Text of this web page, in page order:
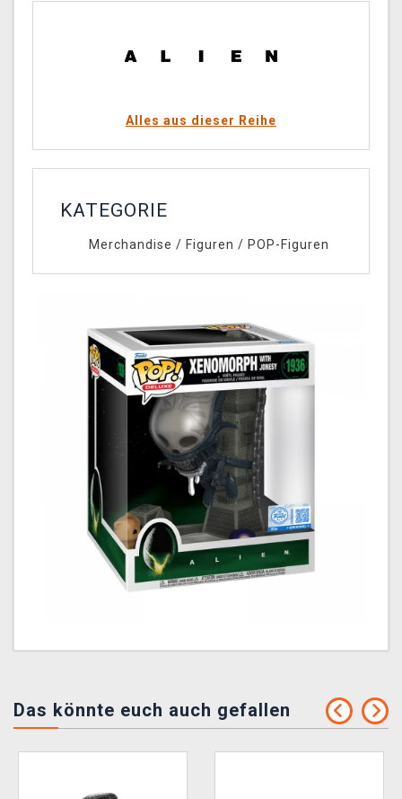
Alles aus dieser Reihe
KATEGORIE
Merchandise / Figuren / POP-Figuren
Das könnte euch auch gefallen